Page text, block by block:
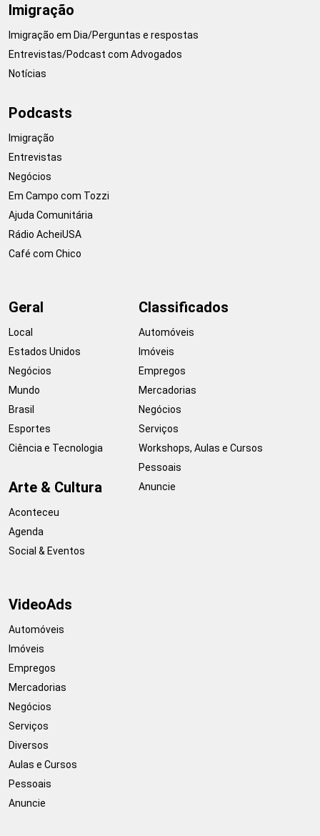
Imigração
Imigração em Dia/Perguntas e respostas
Entrevistas/Podcast com Advogados
Notícias
Podcasts
Imigração
Entrevistas
Negócios
Em Campo com Tozzi
Ajuda Comunitária
Rádio AcheiUSA
Café com Chico
Geral
Local
Estados Unidos
Negócios
Mundo
Brasil
Esportes
Ciência e Tecnologia
Arte & Cultura
Aconteceu
Agenda
Social & Eventos
Classificados
Automóveis
Imóveis
Empregos
Mercadorias
Negócios
Serviços
Workshops, Aulas e Cursos
Pessoais
Anuncie
VideoAds
Automóveis
Imóveis
Empregos
Mercadorias
Negócios
Serviços
Diversos
Aulas e Cursos
Pessoais
Anuncie